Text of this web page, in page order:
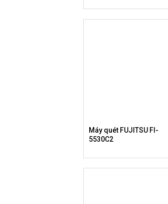
Máy quét FUJITSU FI-
5530C2